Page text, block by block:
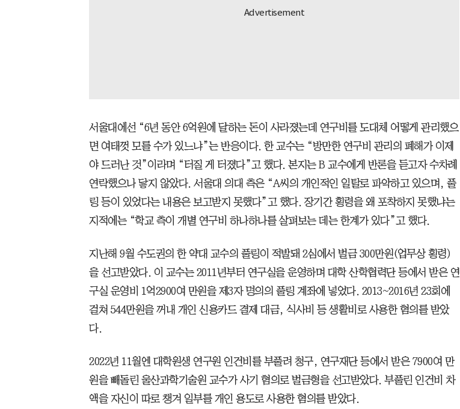
서울대에선 “6년 동안 6억원에 달하는 돈이 사라졌는데 연구비를 도대체 어떻게 관리했으
면 여태껏 모를 수가 있느냐”는 반응이다. 한 교수는 “방만한 연구비 관리의 폐해가 이제
야 드러난 것”이라며 “터질 게 터졌다”고 했다. 본지는 B 교수에게 반론을 듣고자 수차례
연락했으나 닿지 않았다. 서울대 의대 측은 “A씨의 개인적인 일탈로 파악하고 있으며, 풀
링 등이 있었다는 내용은 보고받지 못했다”고 했다. 장기간 횡령을 왜 포착하지 못했냐는
지적에는 “학교 측이 개별 연구비 하나하나를 살펴보는 데는 한계가 있다”고 했다.
지난해 9월 수도권의 한 약대 교수의 풀링이 적발돼 2심에서 벌금 300만원(업무상 횡령)
을 선고받았다. 이 교수는 2011년부터 연구실을 운영하며 대학 산학협력단 등에서 받은 연
구실 운영비 1억2900여 만원을 제3자 명의의 풀링 계좌에 넣었다. 2013~2016년 23회에
걸쳐 544만원을 꺼내 개인 신용카드 결제 대금, 식사비 등 생활비로 사용한 혐의를 받았
다.
2022년 11월엔 대학원생 연구원 인건비를 부풀려 청구, 연구재단 등에서 받은 7900여 만
원을 빼돌린 울산과학기술원 교수가 사기 혐의로 벌금형을 선고받았다. 부풀린 인건비 차
액을 자신이 따로 챙겨 일부를 개인 용도로 사용한 혐의를 받았다.